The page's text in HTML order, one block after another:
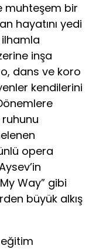
muhteşem bir
hayatını yedi
ilhamla
inşa
dans ve koro
kendilerini
opera
Way” gibi
büyük alkış
eğitim